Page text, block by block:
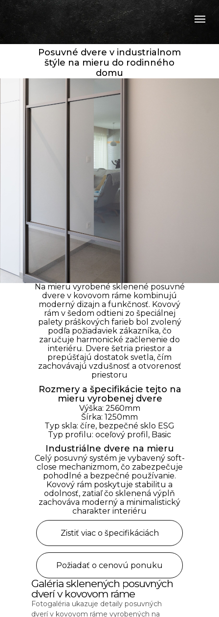
Na mieru vyrobené sklenené posuvné
dvere v kovovom ráme kombinujú
moderný dizajn a funkčnosť. Kovový
rám v šedom odtieni zo špeciálnej
palety práškových farieb bol zvolený
podľa požiadaviek zákazníka, čo
zaručuje harmonické začlenenie do
interiéru. Dvere šetria priestor a
prepúšťajú dostatok svetla, čím
zachovávajú vzdušnosť a otvorenosť
priestoru
Posuvné dvere v industrialnom
štýle na mieru do rodinného
domu
Zistiť viac o špecifikáciách
Výška: 2560mm
Šírka: 1250mm
Typ skla: číre, bezpečné sklo ESG
Typ profilu: oceľový profil, Basic
Rozmery a špecifikácie tejto na
mieru vyrobenej dvere
Celý posuvný systém je vybavený soft-
close mechanizmom, čo zabezpečuje
pohodlné a bezpečné používanie.
Kovový rám poskytuje stabilitu a
odolnosť, zatiaľ čo sklenená výplň
zachováva moderný a minimalistický
charakter interiéru
Industriálne dvere na mieru
Požiadať o cenovú ponuku
Fotogaléria ukazuje detaily posuvných
dverí v kovovom ráme vyrobených na
Galéria sklenených posuvných
dverí v kovovom ráme